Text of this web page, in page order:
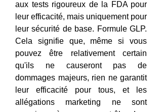
aux tests rigoureux de la FDA pour
leur efficacité, mais uniquement pour
leur sécurité de base. Formule GLP.
Cela signifie que, même si vous
pouvez être relativement certain
qu'ils ne causeront pas de
dommages majeurs, rien ne garantit
leur efficacité pour tous, et les
allégations marketing ne sont